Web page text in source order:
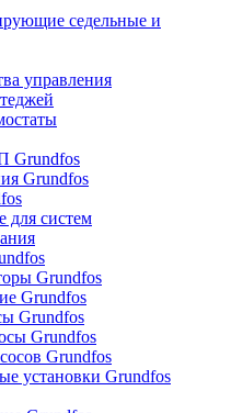
седельные и
управления
Grundfos
Grundfos
систем
Grundfos
Grundfos
Grundfos
Grundfos
Grundfos
установки Grundfos